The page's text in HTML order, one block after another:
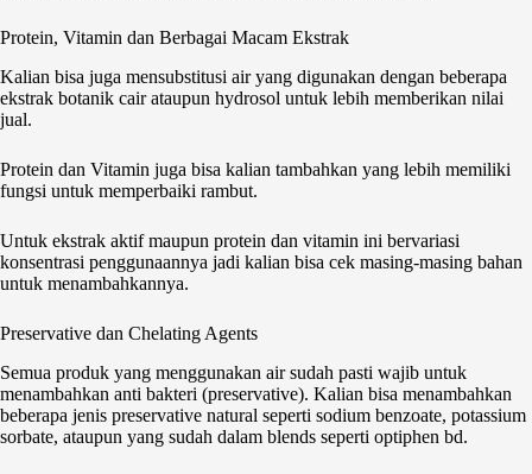
Protein, Vitamin dan Berbagai Macam Ekstrak
Kalian bisa juga mensubstitusi air yang digunakan dengan beberapa
ekstrak botanik cair ataupun hydrosol untuk lebih memberikan nilai
jual.
Protein dan Vitamin juga bisa kalian tambahkan yang lebih memiliki
fungsi untuk memperbaiki rambut.
Untuk ekstrak aktif maupun protein dan vitamin ini bervariasi
konsentrasi penggunaannya jadi kalian bisa cek masing-masing bahan
untuk menambahkannya.
Preservative dan Chelating Agents
Semua produk yang menggunakan air sudah pasti wajib untuk
menambahkan anti bakteri (preservative). Kalian bisa menambahkan
beberapa jenis preservative natural seperti sodium benzoate, potassium
sorbate, ataupun yang sudah dalam blends seperti optiphen bd.